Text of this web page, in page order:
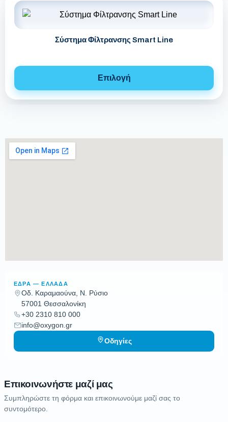
Σύστημα Φίλτρανσης Smart Line
Επιλογή
ΈΔΡΑ — ΕΛΛΆΔΑ
Οδ. Καραμαούνα, Ν. Ρύσιο
57001 Θεσσαλονίκη
+30 2310 810 000
info@oxygon.gr
Οδηγίες
Επικοινωνήστε μαζί μας
Συμπληρώστε τη φόρμα και επικοινωνούμε μαζί σας το
συντομότερο.